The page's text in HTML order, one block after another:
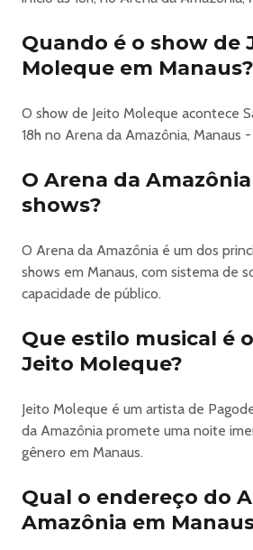
Quando é o show de
Moleque em Manaus?
O show de Jeito Moleque acontece
18h no Arena da Amazônia, Manaus
O Arena da
shows?
O Arena da Amazônia é um dos
shows em Manaus, com sistema de
capacidade de público.
Que estilo musical é
Jeito Moleque?
Jeito Moleque é um artista de
da Amazônia promete uma noite
gênero em Manaus.
Qual o endereço do
Amazônia em